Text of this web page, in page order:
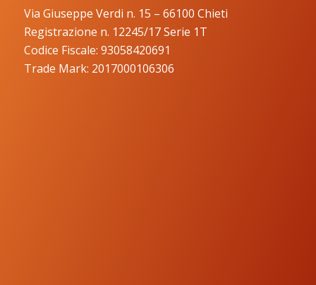
Via Giuseppe Verdi n. 15 – 66100 Chieti
Registrazione n. 12245/17 Serie 1T
Codice Fiscale: 93058420691
Trade Mark: 2017000106306